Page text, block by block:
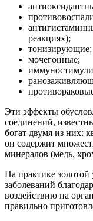
реакциях);
тонизирующие;
мочегонные;
Эти эффекты
соединений,
богат двумя из них:
он содержит
минералов (медь,
На практике золотой
заболеваний
воздействию на
правильно